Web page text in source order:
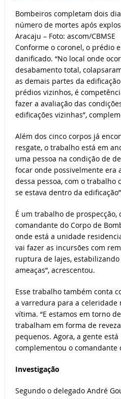
Bombeiros completam dois
número de mortes após
Aracaju – Foto: ascom/CBMSE
Conforme o coronel, o prédio
danificado. “No local onde
desabamento total,
as demais partes da
prédios vizinhos, é
fazer a avaliação das
edificações vizinhas”,
Além dos cinco corpos já
resgate, o trabalho está em
uma pessoa na condição de
focar onde possivelmente era
dessa pessoa, com o
se estava dentro da
É um trabalho de
comandante do Corpo de
onde está a unidade
vai fazer as incursões com
ruptura de lajes,
ameaças”, acrescentou.
Esse trabalho também conta
a varredura para a celeridade
vítima. “E estamos em torno
trabalham em forma de
pequenos. Agora, a gente
complementou o comandante
Investigação
Segundo o delegado André